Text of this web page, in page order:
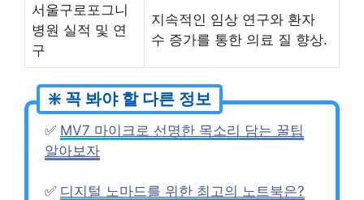
서울구로포그니
병원 실적 및 연
구
지속적인 임상 연구와 환자
수 증가를 통한 의료 질 향상.
✅ MV7 마이크로 선명한 목소리 담는 꿀팁
알아보자
✅ 디지털 노마드를 위한 최고의 노트북은?